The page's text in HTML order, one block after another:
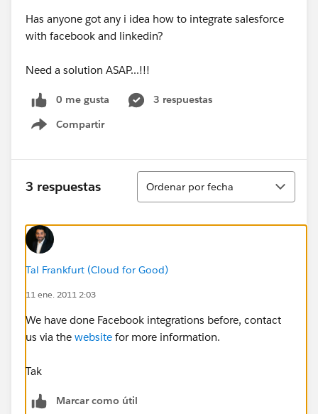
Has anyone got any i idea how to integrate salesforce
with facebook and linkedin?
Need a solution ASAP...!!!
0 me gusta
3 respuestas
Compartir
Show menu
3 respuestas
Ordenar
Ordenar por fecha
Tal Frankfurt (Cloud for Good)
11 ene. 2011 2:03
We have done Facebook integrations before, contact
us via the website for more information.
Tak
Marcar como útil